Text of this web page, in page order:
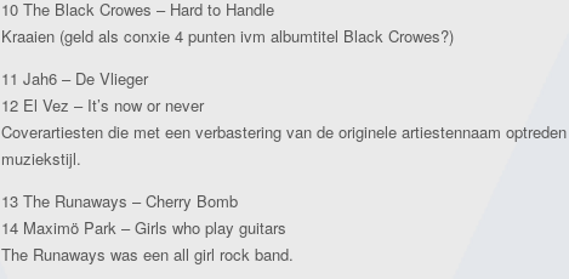
10 The Black Crowes – Hard to Handle
Kraaien (geld als conxie 4 punten ivm albumtitel Black Crowes?)
11 Jah6 – De Vlieger
12 El Vez – It’s now or never
Coverartiesten die met een verbastering van de originele artiestennaam
muziekstijl.
13 The Runaways – Cherry Bomb
14 Maximö Park – Girls who play guitars
The Runaways was een all girl rock band.